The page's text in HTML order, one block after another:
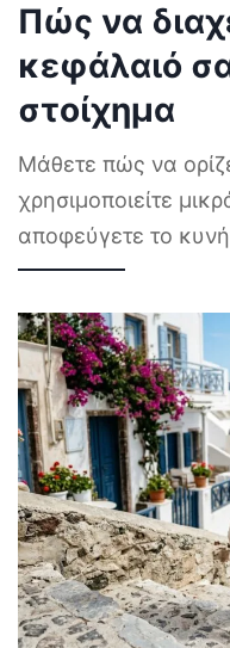
Πώς να
κεφάλαιό
στοίχημα
Μάθετε πώς να
χρησιμοποιείτε
αποφεύγετε το